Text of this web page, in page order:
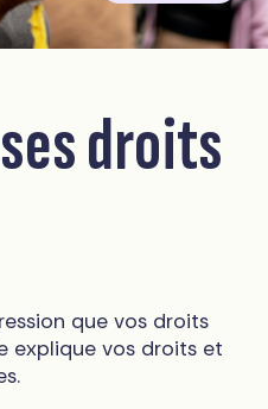
droits
que vos droits
explique vos droits et